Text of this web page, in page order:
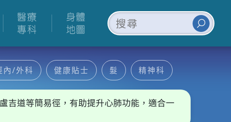
醫療
專科
身體
地圖
內/外科 健康貼士 髮 精神科
吉道等簡易徑，有助提升心肺功能，適合一